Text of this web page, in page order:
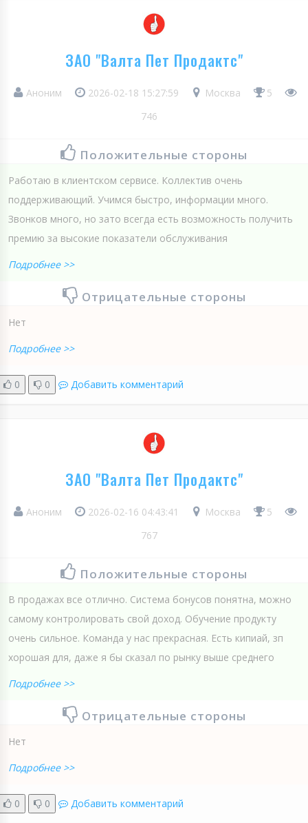
ЗАО "Валта Пет Продактс"
Аноним 2026-02-18 15:27:59 Москва
5
746
Положительные стороны
Работаю в клиентском сервисе. Коллектив очень
поддерживающий. Учимся быстро, информации много.
Звонков много, но зато всегда есть возможность получить
премию за высокие показатели обслуживания
Подробнее >>
Отрицательные стороны
Нет
Подробнее >>
0 0 Добавить комментарий
ЗАО "Валта Пет Продактс"
Аноним 2026-02-16 04:43:41 Москва
5
767
Положительные стороны
В продажах все отлично. Система бонусов понятна, можно
самому контролировать свой доход. Обучение продукту
очень сильное. Команда у нас прекрасная. Есть кипиай, зп
хорошая для, даже я бы сказал по рынку выше среднего
Подробнее >>
Отрицательные стороны
Нет
Подробнее >>
0 0 Добавить комментарий